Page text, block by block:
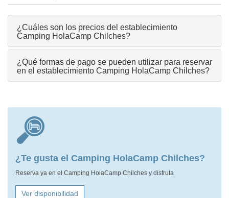
¿Cuáles son los precios del establecimiento
Camping HolaCamp Chilches?
¿Qué formas de pago se pueden utilizar para reservar
en el establecimiento Camping HolaCamp Chilches?
¿Te gusta el Camping HolaCamp Chilches?
Reserva ya en el Camping HolaCamp Chilches y disfruta
Ver disponibilidad